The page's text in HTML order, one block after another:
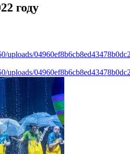
году
uploads/
uploads/